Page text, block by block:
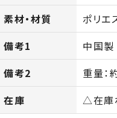
素材・材質
ポリエ
備考1
中国製
備考2
重量：
在庫
△在庫